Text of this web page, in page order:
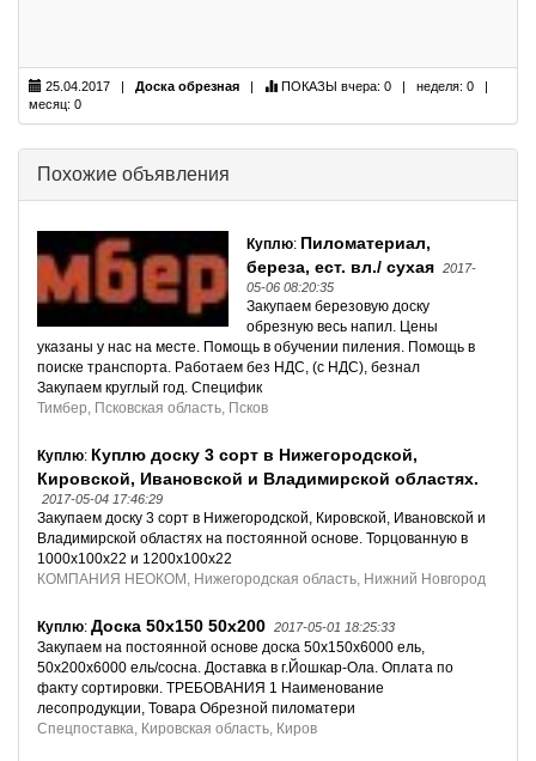
25.04.2017 | Доска обрезная | ПОКАЗЫ вчера: 0 | неделя: 0 |
месяц: 0
Похожие объявления
Куплю: Пиломатериал,
береза, ест. вл./ сухая 2017-
05-06 08:20:35
Закупаем березовую доску
обрезную весь напил. Цены
указаны у нас на месте. Помощь в обучении пиления. Помощь в
поиске транспорта. Работаем без НДС, (с НДС), безнал
Закупаем круглый год. Специфик
Тимбер, Псковская область, Псков
Куплю: Куплю доску 3 сорт в Нижегородской,
Кировской, Ивановской и Владимирской областях.
2017-05-04 17:46:29
Закупаем доску 3 сорт в Нижегородской, Кировской, Ивановской и
Владимирской областях на постоянной основе. Торцованную в
1000х100х22 и 1200х100х22
КОМПАНИЯ НЕОКОМ, Нижегородская область, Нижний Новгород
Куплю: Доска 50х150 50х200 2017-05-01 18:25:33
Закупаем на постоянной основе доска 50х150х6000 ель,
50х200х6000 ель/сосна. Доставка в г.Йошкар-Ола. Оплата по
факту сортировки. ТРЕБОВАНИЯ 1 Наименование
лесопродукции, Товара Обрезной пиломатери
Спецпоставка, Кировская область, Киров